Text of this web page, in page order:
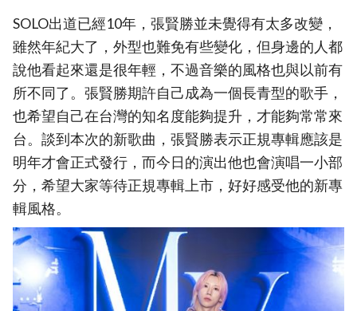
SOLO出道已經10年，張賢勝並未覺得有太多改變，
雖然年紀大了，外型也難免有些變化，但身邊的人都
說他看起來還是很年輕，不過音樂的風格也與以前有
所不同了。張賢勝期許自己成為一個長青型的歌手，
也希望自己在台灣的知名度能夠提升，才能夠常常來
台。談到本次的新歌曲，張賢勝表示正規專輯應該是
明年才會正式發行，而今日的演出他也會演唱一小部
分，希望大家等待正規專輯上市，好好感受他的新專
輯風格。